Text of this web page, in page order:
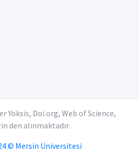
Yöksis, Doi.org, Web of Science,
den alınmaktadır.
© Mersin Üniversitesi